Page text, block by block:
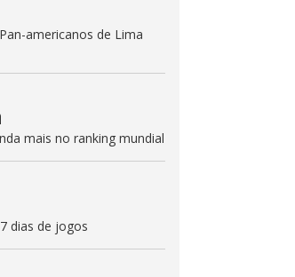
americanos de Lima
mais no ranking mundial
dias de jogos